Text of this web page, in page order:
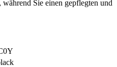
während Sie einen gepflegten und